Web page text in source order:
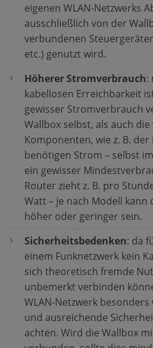
eigenen WLAN-Netzwerks
ausschließlich von der
verbundenen
etc.) genutzt wird.
Höherer Stromverbrauch:
kabellosen Erreichbarkeit
gewisser Stromverbrauch
Wallbox selbst, als auch
Komponenten, wie z. B.
benötigen Strom – selbst
ein gewisser
Router zieht z. B. pro
Watt – je nach Modell
höher oder geringer sein.
Sicherheitsbedenken: da
einem Funknetzwerk kein
sich theoretisch fremde
unbemerkt verbinden
WLAN-Netzwerk
und ausreichende
achten. Wird die Wallbox